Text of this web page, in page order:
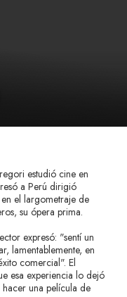
estudió cine en
a Perú dirigió
el largometraje de
su ópera prima.
expresó: "sentí un
lamentablemente, en
comercial". El
esa experiencia lo dejó
una película de